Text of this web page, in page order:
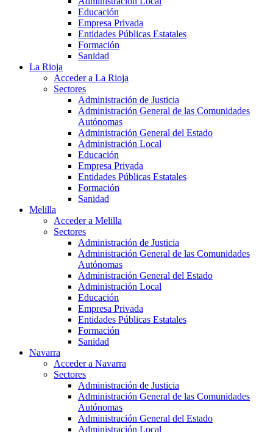
Educación
Empresa Privada
Entidades Públicas Estatales
Formación
Sanidad
La Rioja
Acceder a La Rioja
Sectores
Administración de Justicia
Administración General de las Comunidades
Autónomas
Administración General del Estado
Administración Local
Educación
Empresa Privada
Entidades Públicas Estatales
Formación
Sanidad
Melilla
Acceder a Melilla
Sectores
Administración de Justicia
Administración General de las Comunidades
Autónomas
Administración General del Estado
Administración Local
Educación
Empresa Privada
Entidades Públicas Estatales
Formación
Sanidad
Navarra
Acceder a Navarra
Sectores
Administración de Justicia
Administración General de las Comunidades
Autónomas
Administración General del Estado
Administración Local